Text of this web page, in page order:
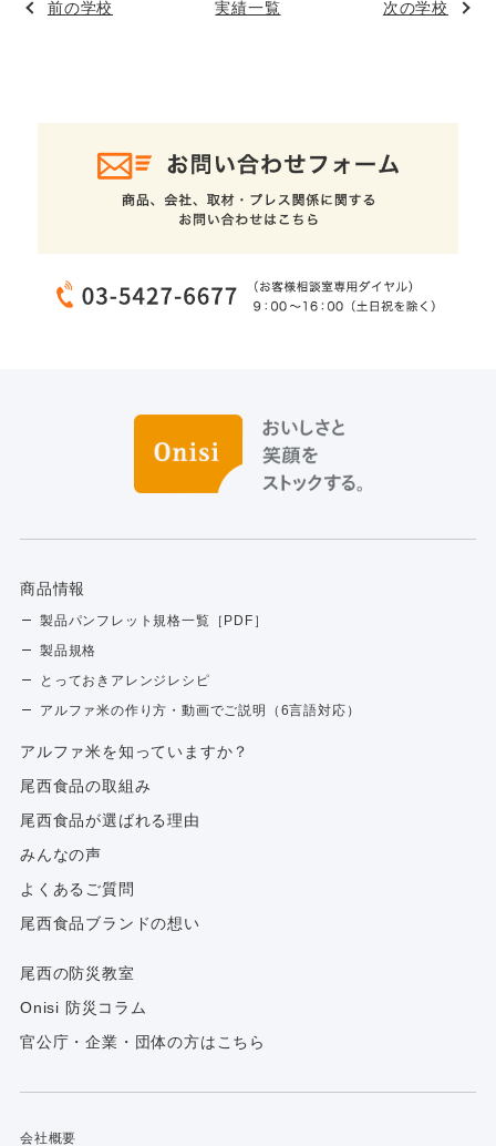
前の学校 実績一覧 次の学校
商品情報
製品パンフレット規格一覧［PDF］
製品規格
とっておきアレンジレシピ
アルファ米の作り方・動画でご説明（6言語対応）
アルファ⽶を知っていますか？
尾西食品の取組み
尾西食品が選ばれる理由
みんなの声
よくあるご質問
尾西食品ブランドの想い
尾西の防災教室
Onisi 防災コラム
官公庁・企業・団体の方はこちら
会社概要